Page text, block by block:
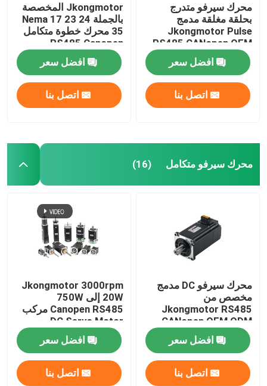
محرك سيرفو متدرج
بحلقة مغلقة مدمج
Jkongmotor Pulse
RS485 CANopen OEM
ODM مخصص Nema 11
17 23 24 34 مع مشفر
يستخدم لآلة CNC
افضل سعر
اتصل بنا
Jkongmotor المخصصة
بالجملة Nema 17 23 24
35 محرك خطوة متكامل
RS485 Canopen
Ethercat للآلة CNC
افضل سعر
اتصل بنا
محرك سيرفو متكامل (16)
محرك سيرفو DC مدمج
مخصص من
Jkongmotor RS485
CANopen OEM ODM
Nema 17 23 24 34 بدون
فرشاة Bldc مع برامج
تشغيل مدمجة
افضل سعر
اتصل بنا
Jkongmotor 3000rpm
20W إلى 750W
Canopen RS485 مركب
DC Servo Motor مع
النسيج
افضل سعر
اتصل بنا